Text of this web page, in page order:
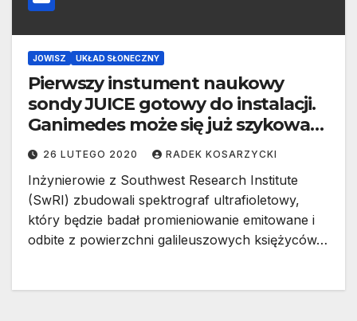
JOWISZ UKŁAD SŁONECZNY
Pierwszy instument naukowy
sondy JUICE gotowy do instalacji.
Ganimedes może się już szykować
na wizytę
26 LUTEGO 2020 RADEK KOSARZYCKI
Inżynierowie z Southwest Research Institute
(SwRI) zbudowali spektrograf ultrafioletowy,
który będzie badał promieniowanie emitowane i
odbite z powierzchni galileuszowych księżyców…